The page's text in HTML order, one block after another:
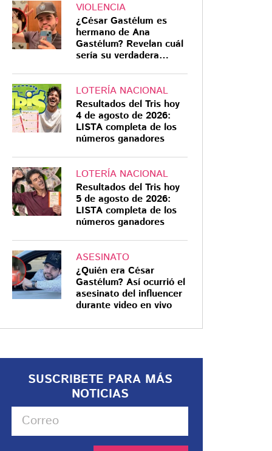
VIOLENCIA
¿César Gastélum es
hermano de Ana
Gastélum? Revelan cuál
sería su verdadera
LOTERÍA NACIONAL
Resultados del Tris hoy
4 de agosto de 2026:
LISTA completa de los
números ganadores
LOTERÍA NACIONAL
Resultados del Tris hoy
5 de agosto de 2026:
LISTA completa de los
números ganadores
ASESINATO
¿Quién era César
Gastélum? Así ocurrió el
asesinato del influencer
durante video en vivo
SUSCRIBETE PARA MÁS
NOTICIAS